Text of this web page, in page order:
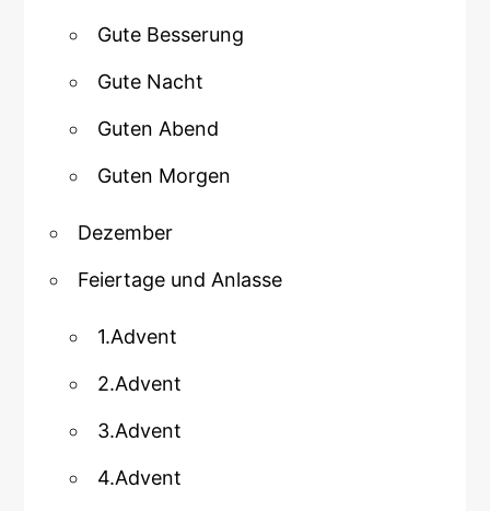
Gute Besserung
Gute Nacht
Guten Abend
Guten Morgen
Dezember
Feiertage und Anlasse
1.Advent
2.Advent
3.Advent
4.Advent